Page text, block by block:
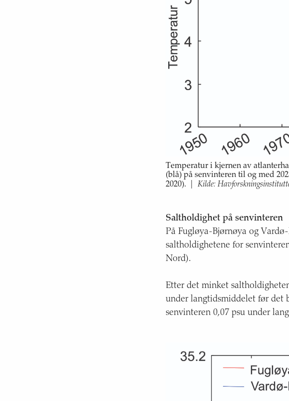
Temperatur i kjernen av
(blå) på senvinteren til og med
2020).
Kilde:
Saltholdighet på senvinteren
På Fugløya-Bjørnøya og
saltholdighetene for
Nord).
Etter det minket
under langtidsmiddelet før det
senvinteren 0,07 psu under